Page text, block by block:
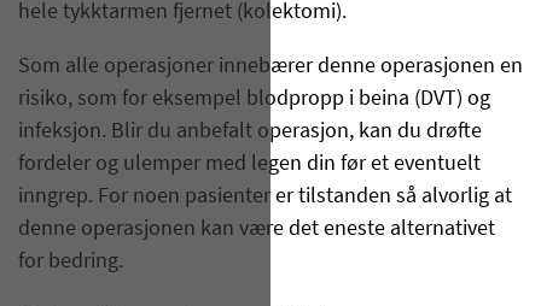
hele tykktarmen fjernet (kolektomi).
Som alle operasjoner innebærer denne operasjonen en
risiko, som for eksempel blodpropp i beina (DVT) og
infeksjon. Blir du anbefalt operasjon, kan du drøfte
fordeler og ulemper med legen din før et eventuelt
inngrep. For noen pasienter er tilstanden så alvorlig at
denne operasjonen kan være det eneste alternativet
for bedring.